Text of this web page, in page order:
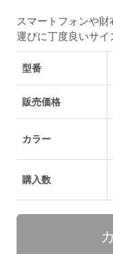
スマートフォンや
運びに丁度良いサイ
型番
販売価格
カラー
購入数